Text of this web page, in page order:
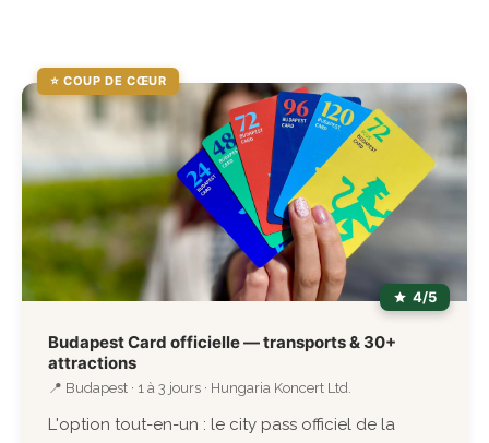
⭐ COUP DE CŒUR
4/5
Budapest Card officielle — transports & 30+
attractions
📍 Budapest · 1 à 3 jours · Hungaria Koncert Ltd.
L'option tout-en-un : le city pass officiel de la